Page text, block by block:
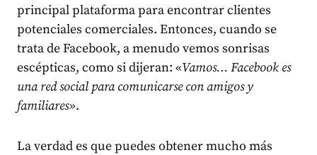
principal plataforma para encontrar clientes
potenciales comerciales. Entonces, cuando se
trata de Facebook, a menudo vemos sonrisas
escépticas, como si dijeran: «Vamos… Facebook es
una red social para comunicarse con amigos y
familiares».
La verdad es que puedes obtener mucho más